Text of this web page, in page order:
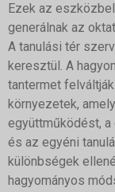
Ezek az
generálnak az
A tanulási tér
keresztül. A
tantermet
környezetek,
együttműködést,
és az egyéni
különbségek
hagyományos